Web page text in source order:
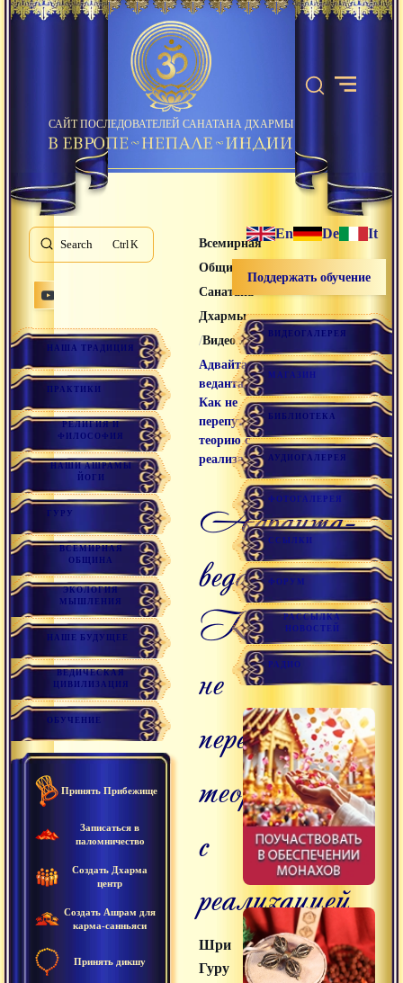
САЙТ ПОСЛЕДОВАТЕЛЕЙ САНАТАНА ДХАРМЫ
Search K
НАША ТРАДИЦИЯ
ПРАКТИКИ
РЕЛИГИЯ И
ФИЛОСОФИЯ
НАШИ АШРАМЫ
ЙОГИ
ГУРУ
ВСЕМИРНАЯ
ОБЩИНА
ЭКОЛОГИЯ
МЫШЛЕНИЯ
НАШЕ БУДУЩЕЕ
ВЕДИЧЕСКАЯ
ЦИВИЛИЗАЦИЯ
ОБУЧЕНИЕ
Принять Прибежище
Записаться в
паломничество
Создать Дхарма
центр
Создать Ашрам для
карма-санньяси
Принять дикшу
Всемирная
Община
Санатана
Дхармы
/Видео лекции/
Адвайта-
веданта:
Как не
перепутать
теорию с
реализацией
Адвайта-
веданта:
Как
не
перепутать
теорию
с
реализацией
Шри
Гуру
En De It
Поддержать обучение
ВИДЕОГАЛЕРЕЯ
МАГАЗИН
БИБЛИОТЕКА
АУДИОГАЛЕРЕЯ
ФОТОГАЛЕРЕЯ
ССЫЛКИ
ФОРУМ
РАССЫЛКА
НОВОСТЕЙ
РАДИО